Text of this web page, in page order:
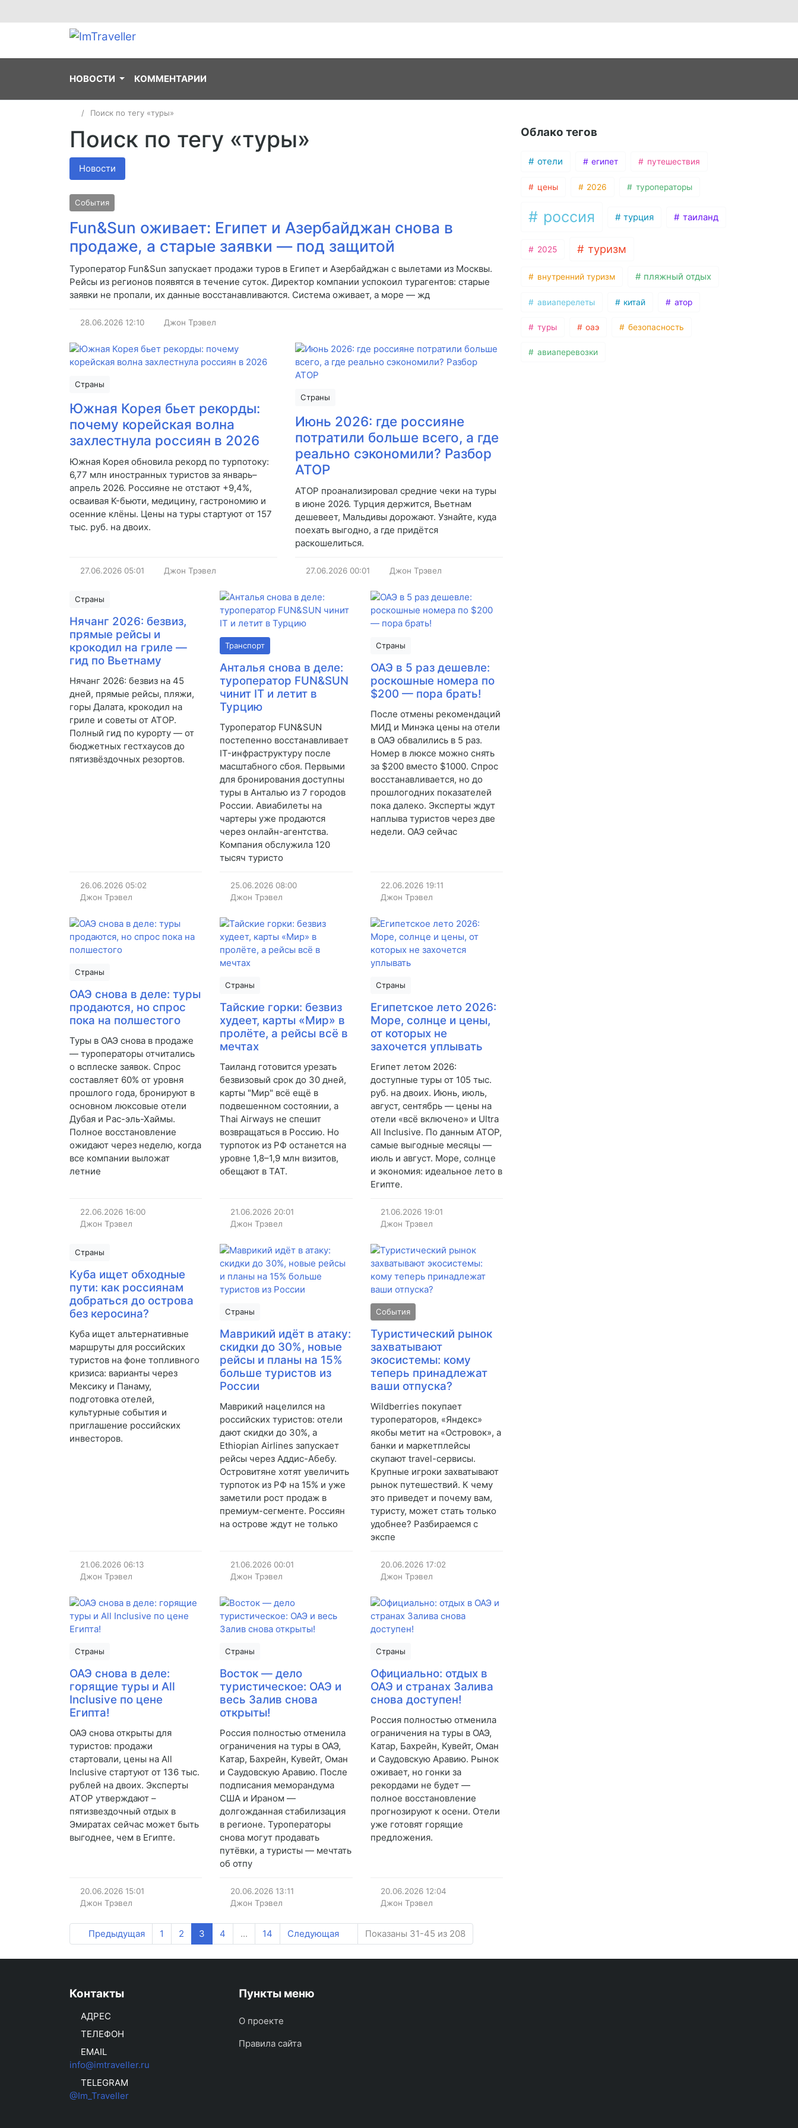
НОВОСТИ КОММЕНТАРИИ
Поиск по тегу «туры»
Поиск по тегу «туры»
Новости
События
Fun&Sun оживает: Египет и Азербайджан снова в
продаже, а старые заявки — под защитой
Туроператор Fun&Sun запускает продажи туров в Египет и Азербайджан с вылетами из Москвы.
Рейсы из регионов появятся в течение суток. Директор компании успокоил турагентов: старые
заявки не пропали, их данные восстанавливаются. Система оживает, а море — жд
28.06.2026 12:10 Джон Трэвел
Страны
Южная Корея бьет рекорды:
почему корейская волна
захлестнула россиян в 2026
Южная Корея обновила рекорд по турпотоку:
6,77 млн иностранных туристов за январь–
апрель 2026. Россияне не отстают +9,4%,
осваивая K-бьюти, медицину, гастрономию и
осенние клёны. Цены на туры стартуют от 157
тыс. руб. на двоих.
27.06.2026 05:01 Джон Трэвел
Страны
Июнь 2026: где россияне
потратили больше всего, а где
реально сэкономили? Разбор
АТОР
АТОР проанализировал средние чеки на туры
в июне 2026. Турция держится, Вьетнам
дешевеет, Мальдивы дорожают. Узнайте, куда
поехать выгодно, а где придётся
раскошелиться.
27.06.2026 00:01 Джон Трэвел
Страны
Нячанг 2026: безвиз,
прямые рейсы и
крокодил на гриле —
гид по Вьетнаму
Нячанг 2026: безвиз на 45
дней, прямые рейсы, пляжи,
горы Далата, крокодил на
гриле и советы от АТОР.
Полный гид по курорту — от
бюджетных гестхаусов до
пятизвёздочных резортов.
26.06.2026 05:02
Джон Трэвел
Транспорт
Анталья снова в деле:
туроператор FUN&SUN
чинит IT и летит в
Турцию
Туроператор FUN&SUN
постепенно восстанавливает
IT-инфраструктуру после
масштабного сбоя. Первыми
для бронирования доступны
туры в Анталью из 7 городов
России. Авиабилеты на
чартеры уже продаются
через онлайн-агентства.
Компания обслужила 120
тысяч туристо
25.06.2026 08:00
Джон Трэвел
Страны
ОАЭ в 5 раз дешевле:
роскошные номера по
$200 — пора брать!
После отмены рекомендаций
МИД и Минэка цены на отели
в ОАЭ обвалились в 5 раз.
Номер в люксе можно снять
за $200 вместо $1000. Спрос
восстанавливается, но до
прошлогодних показателей
пока далеко. Эксперты ждут
наплыва туристов через две
недели. ОАЭ сейчас
22.06.2026 19:11
Джон Трэвел
Страны
ОАЭ снова в деле: туры
продаются, но спрос
пока на полшестого
Туры в ОАЭ снова в продаже
— туроператоры отчитались
о всплеске заявок. Спрос
составляет 60% от уровня
прошлого года, бронируют в
основном люксовые отели
Дубая и Рас-эль-Хаймы.
Полное восстановление
ожидают через неделю, когда
все компании выложат
летние
22.06.2026 16:00
Джон Трэвел
Страны
Тайские горки: безвиз
худеет, карты «Мир» в
пролёте, а рейсы всё в
мечтах
Таиланд готовится урезать
безвизовый срок до 30 дней,
карты "Мир" всё ещё в
подвешенном состоянии, а
Thai Airways не спешит
возвращаться в Россию. Но
турпоток из РФ останется на
уровне 1,8–1,9 млн визитов,
обещают в ТАТ.
21.06.2026 20:01
Джон Трэвел
Страны
Египетское лето 2026:
Море, солнце и цены,
от которых не
захочется уплывать
Египет летом 2026:
доступные туры от 105 тыс.
руб. на двоих. Июнь, июль,
август, сентябрь — цены на
отели «всё включено» и Ultra
All Inclusive. По данным АТОР,
самые выгодные месяцы —
июль и август. Море, солнце
и экономия: идеальное лето в
Египте.
21.06.2026 19:01
Джон Трэвел
Страны
Куба ищет обходные
пути: как россиянам
добраться до острова
без керосина?
Куба ищет альтернативные
маршруты для российских
туристов на фоне топливного
кризиса: варианты через
Мексику и Панаму,
подготовка отелей,
культурные события и
приглашение российских
инвесторов.
21.06.2026 06:13
Джон Трэвел
Страны
Маврикий идёт в атаку:
скидки до 30%, новые
рейсы и планы на 15%
больше туристов из
России
Маврикий нацелился на
российских туристов: отели
дают скидки до 30%, а
Ethiopian Airlines запускает
рейсы через Аддис-Абебу.
Островитяне хотят увеличить
турпоток из РФ на 15% и уже
заметили рост продаж в
премиум-сегменте. Россиян
на острове ждут не только
21.06.2026 00:01
Джон Трэвел
События
Туристический рынок
захватывают
экосистемы: кому
теперь принадлежат
ваши отпуска?
Wildberries покупает
туроператоров, «Яндекс»
якобы метит на «Островок», а
банки и маркетплейсы
скупают travel-сервисы.
Крупные игроки захватывают
рынок путешествий. К чему
это приведет и почему вам,
туристу, может стать только
удобнее? Разбираемся с
экспе
20.06.2026 17:02
Джон Трэвел
Страны
ОАЭ снова в деле:
горящие туры и All
Inclusive по цене
Египта!
ОАЭ снова открыты для
туристов: продажи
стартовали, цены на All
Inclusive стартуют от 136 тыс.
рублей на двоих. Эксперты
АТОР утверждают –
пятизвездочный отдых в
Эмиратах сейчас может быть
выгоднее, чем в Египте.
20.06.2026 15:01
Джон Трэвел
Страны
Восток — дело
туристическое: ОАЭ и
весь Залив снова
открыты!
Россия полностью отменила
ограничения на туры в ОАЭ,
Катар, Бахрейн, Кувейт, Оман
и Саудовскую Аравию. После
подписания меморандума
США и Ираном —
долгожданная стабилизация
в регионе. Туроператоры
снова могут продавать
путёвки, а туристы — мечтать
об отпу
20.06.2026 13:11
Джон Трэвел
Страны
Официально: отдых в
ОАЭ и странах Залива
снова доступен!
Россия полностью отменила
ограничения на туры в ОАЭ,
Катар, Бахрейн, Кувейт, Оман
и Саудовскую Аравию. Рынок
оживает, но гонки за
рекордами не будет —
полное восстановление
прогнозируют к осени. Отели
уже готовят горящие
предложения.
20.06.2026 12:04
Джон Трэвел
Предыдущая 1 2 3 4 ... 14 Следующая Показаны 31-45 из 208
Облако тегов
отели египет путешествия
цены 2026 туроператоры
россия турция таиланд
2025 туризм
внутренний туризм пляжный отдых
авиаперелеты китай атор
туры оаэ безопасность
авиаперевозки
Контакты
АДРЕС
ТЕЛЕФОН
EMAIL
info@imtraveller.ru
TELEGRAM
@Im_Traveller
Пункты меню
О проекте
Правила сайта